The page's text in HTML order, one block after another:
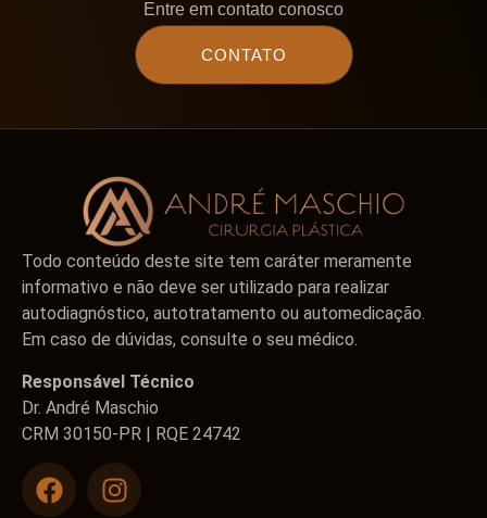
Entre em contato conosco
CONTATO
Todo conteúdo deste site tem caráter meramente
informativo e não deve ser utilizado para realizar
autodiagnóstico, autotratamento ou automedicação.
Em caso de dúvidas, consulte o seu médico.
Responsável Técnico
Dr. André Maschio
CRM 30150-PR | RQE 24742